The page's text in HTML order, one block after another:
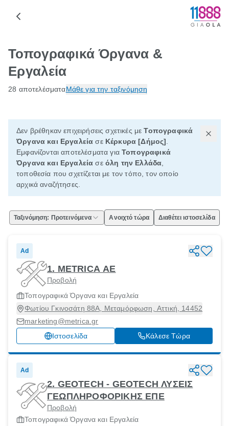
Τοπογραφικά Όργανα &
Εργαλεία
28 αποτελέσματαΜάθε για την ταξινόμηση
Δεν βρέθηκαν επιχειρήσεις σχετικές μεΤοπογραφικά
Όργανα και Εργαλεία σε Κέρκυρα [Δήμος]
Εμφανίζονται αποτελέσματα γιαΤοπογραφικά
Όργανα και Εργαλεία σε όλη την Ελλάδα
τοποθεσία που σχετίζεται με τον τόπο, τον οποίο
αρχικά αναζήτησες.
Ταξινόμηση: Προτεινόμενα Ανοιχτό τώρα Διαθέτει ιστοσελίδα
Ad
1. METRICA ΑΕ
Προβολή
Τοπογραφικά Όργανα και Εργαλεία
Φωτίου Γκινοσάτη 88Α, Μεταμόρφωση, Αττική, 14452
marketing@metrica.gr
Ιστοσελίδα
Κάλεσε Τώρα
Ad
2. GEOTECH - GEOTECH ΛΥΣΕΙΣ
ΓΕΩΠΛΗΡΟΦΟΡΙΚΗΣ ΕΠΕ
Προβολή
Τοπογραφικά Όργανα και Εργαλεία